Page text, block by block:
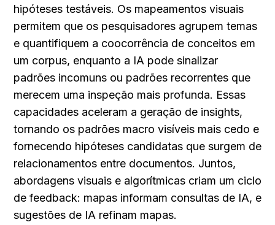
hipóteses testáveis. Os mapeamentos visuais
permitem que os pesquisadores agrupem temas
e quantifiquem a coocorrência de conceitos em
um corpus, enquanto a IA pode sinalizar
padrões incomuns ou padrões recorrentes que
merecem uma inspeção mais profunda. Essas
capacidades aceleram a geração de insights,
tornando os padrões macro visíveis mais cedo e
fornecendo hipóteses candidatas que surgem de
relacionamentos entre documentos. Juntos,
abordagens visuais e algorítmicas criam um ciclo
de feedback: mapas informam consultas de IA, e
sugestões de IA refinam mapas.